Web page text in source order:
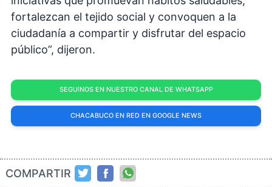
fortalezcan el tejido social y convoquen a la
ciudadanía a compartir y disfrutar del espacio
público”, dijeron.
SEGUINOS EN NUESTRO CANAL DE WHATSAPP
CHACABUCO EN RED EN GOOGLE NEWS
COMPARTIR